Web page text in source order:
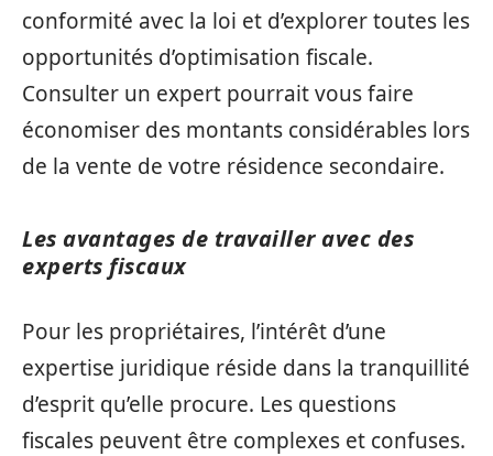
conformité avec la loi et d’explorer toutes les
opportunités d’optimisation fiscale.
Consulter un expert pourrait vous faire
économiser des montants considérables lors
de la vente de votre résidence secondaire.
Les avantages de travailler avec des
experts fiscaux
Pour les propriétaires, l’intérêt d’une
expertise juridique réside dans la tranquillité
d’esprit qu’elle procure. Les questions
fiscales peuvent être complexes et confuses.